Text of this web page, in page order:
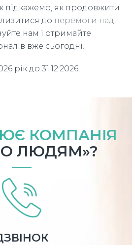
підкажемо, як продовжити
до перемоги над
нам і отримайте
вже сьогодні!
рік до 31.12.2026
КОМПАНІЯ
ЛЮДЯМ»?